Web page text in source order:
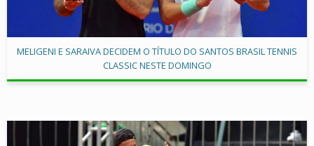
MELIGENI E SARAIVA DECIDEM O TÍTULO DO SANTOS BRASIL TENNIS
CLASSIC NESTE DOMINGO